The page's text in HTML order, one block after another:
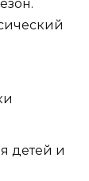
детей и